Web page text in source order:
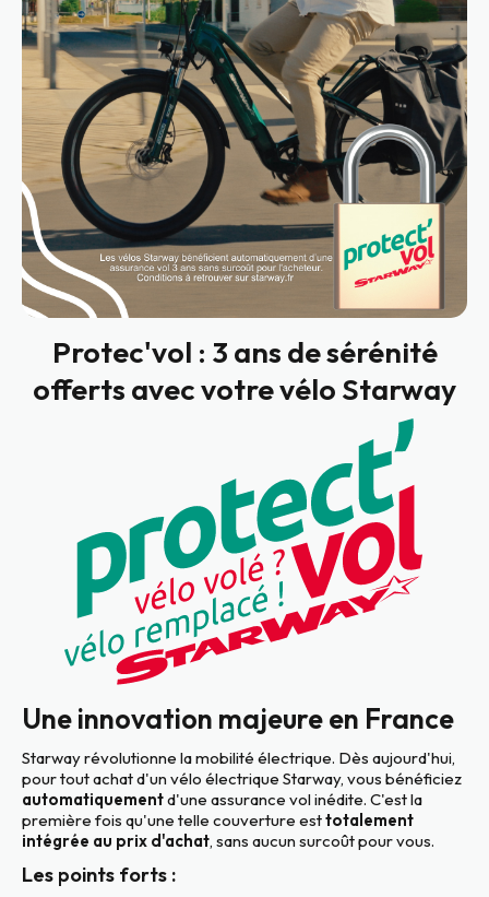
Protec'vol : 3 ans de sérénité
offerts avec votre vélo Starway
Une innovation majeure en France
Starway révolutionne la mobilité électrique. Dès aujourd'hui,
pour tout achat d'un vélo électrique Starway, vous bénéficiez
automatiquementd'une assurance vol inédite. C'est la
première fois qu'une telle couverture esttotalement
intégrée au prix d'achat, sans aucun surcoût pour vous.
Les points forts :